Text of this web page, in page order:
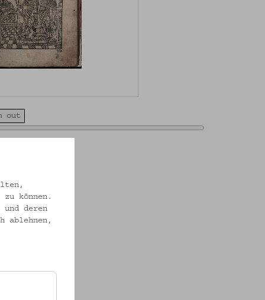
out
können.
deren
ablehnen,